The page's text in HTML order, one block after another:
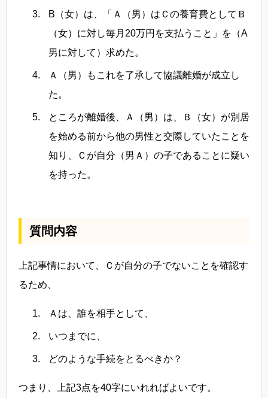
B（女）は、「Ａ（男）はＣの養育費としてＢ
（女）に対し毎月20万円を支払うこと」を（A
男に対して）求めた。
Ａ（男）もこれを了承して協議離婚が成立し
た。
ところが離婚後、Ａ（男）は、Ｂ（女）が別居
を始める前から他の男性と交際していたことを
知り、Ｃが自分（男Ａ）の子であることに疑い
を持った。
質問内容
上記事情において、Ｃが自分の子でないことを確認す
るため、
Ａは、誰を相手として、
いつまでに、
どのような手続をとるべきか？
つまり、上記3点を40字にいれればよいです。